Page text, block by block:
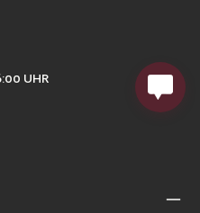
UHR